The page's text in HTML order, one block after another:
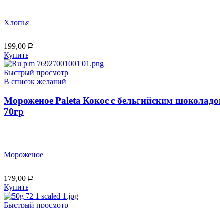
Хлопья
199,00 Р
Купить
Быстрый просмотр
В список желаний
Мороженое Paleta Кокос с бельгийским
70гр
Мороженое
179,00 Р
Купить
Быстрый просмотр